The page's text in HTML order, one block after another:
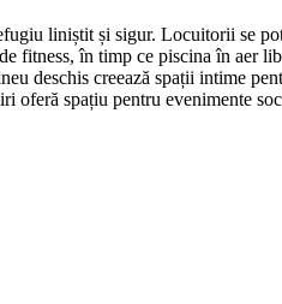
liniștit și sigur. Locuitorii se
fitness, în timp ce piscina în
deschis creează spații intime
oferă spațiu pentru evenimente